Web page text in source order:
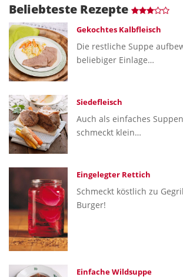
Beliebteste Rezepte
Gekochtes Kalbfleisch
Die restliche Suppe
beliebiger Einlage…
Siedefleisch
Auch als einfaches
schmeckt klein…
Eingelegter Rettich
Schmeckt köstlich zu
Burger!
Einfache Wildsuppe